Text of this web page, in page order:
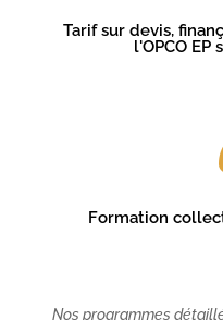
Tarif sur devis,
l'OPCO
Formation
Nos programmes